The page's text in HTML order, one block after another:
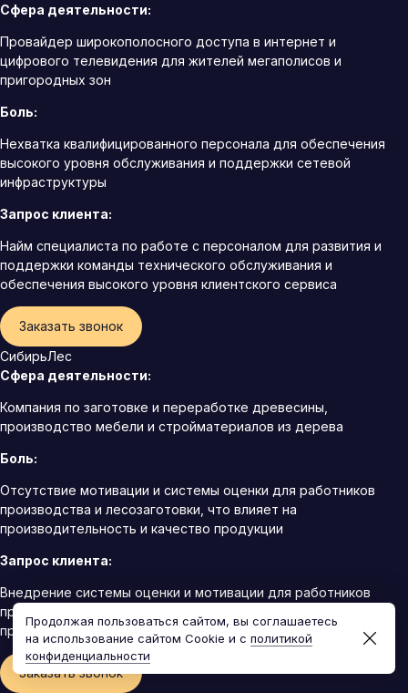
Сфера деятельности:
Провайдер широкополосного доступа в интернет и
цифрового телевидения для жителей мегаполисов и
пригородных зон
Боль:
Нехватка квалифицированного персонала для обеспечения
высокого уровня обслуживания и поддержки сетевой
инфраструктуры
Запрос клиента:
Найм специалиста по работе с персоналом для развития и
поддержки команды технического обслуживания и
обеспечения высокого уровня клиентского сервиса
Заказать звонок
СибирьЛес
Сфера деятельности:
Компания по заготовке и переработке древесины,
производство мебели и стройматериалов из дерева
Боль:
Отсутствие мотивации и системы оценки для работников
производства и лесозаготовки, что влияет на
производительность и качество продукции
Запрос клиента:
Внедрение системы оценки и мотивации для работников
производства и лесозаготовки, направленной на повышение
производительности и качества продукции
Заказать звонок
Продолжая пользоваться сайтом, вы соглашаетесь
на использование сайтом Cookie и с политикой
конфиденциальности